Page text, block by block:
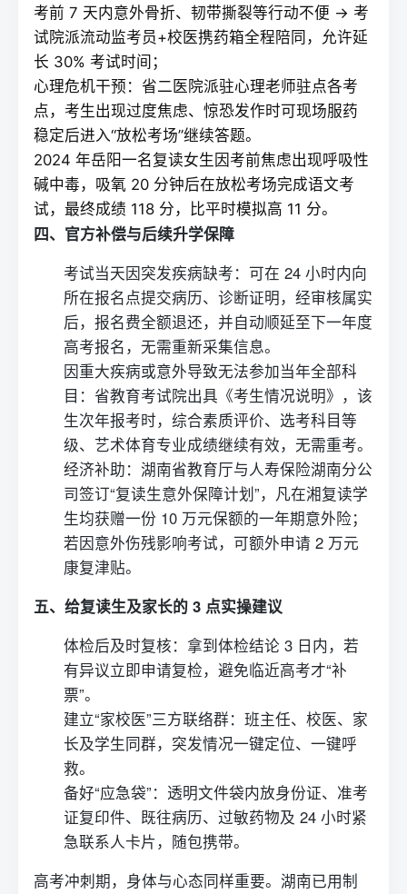
考前 7 天内意外骨折、韧带撕裂等行动不便 → 考
试院派流动监考员+校医携药箱全程陪同，允许延
长 30% 考试时间；
心理危机干预：省二医院派驻心理老师驻点各考
点，考生出现过度焦虑、惊恐发作时可现场服药
稳定后进入“放松考场”继续答题。
2024 年岳阳一名复读女生因考前焦虑出现呼吸性
碱中毒，吸氧 20 分钟后在放松考场完成语文考
试，最终成绩 118 分，比平时模拟高 11 分。
四、官方补偿与后续升学保障
考试当天因突发疾病缺考：可在 24 小时内向
所在报名点提交病历、诊断证明，经审核属实
后，报名费全额退还，并自动顺延至下一年度
高考报名，无需重新采集信息。
因重大疾病或意外导致无法参加当年全部科
目：省教育考试院出具《考生情况说明》，该
生次年报考时，综合素质评价、选考科目等
级、艺术体育专业成绩继续有效，无需重考。
经济补助：湖南省教育厅与人寿保险湖南分公
司签订“复读生意外保障计划”，凡在湘复读学
生均获赠一份 10 万元保额的一年期意外险；
若因意外伤残影响考试，可额外申请 2 万元
康复津贴。
五、给复读生及家长的 3 点实操建议
体检后及时复核：拿到体检结论 3 日内，若
有异议立即申请复检，避免临近高考才“补
票”。
建立“家校医”三方联络群：班主任、校医、家
长及学生同群，突发情况一键定位、一键呼
救。
备好“应急袋”：透明文件袋内放身份证、准考
证复印件、既往病历、过敏药物及 24 小时紧
急联系人卡片，随包携带。
高考冲刺期，身体与心态同样重要。湖南已用制